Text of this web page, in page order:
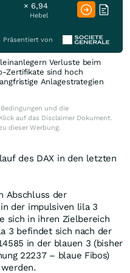
× 6,94
Hebel
Präsentiert von
Verluste beim
Zertifikate sind hoch
Anlagestrategien
und die
auf das Disclaimer Dokument.
dieser Werbung.
des DAX in den letzten
Abschluss der
der impulsiven lila 3
sich in ihren Zielbereich
3 befindet sich nach der
in der blauen 3 (bisher
22237 – blaue Fibos)